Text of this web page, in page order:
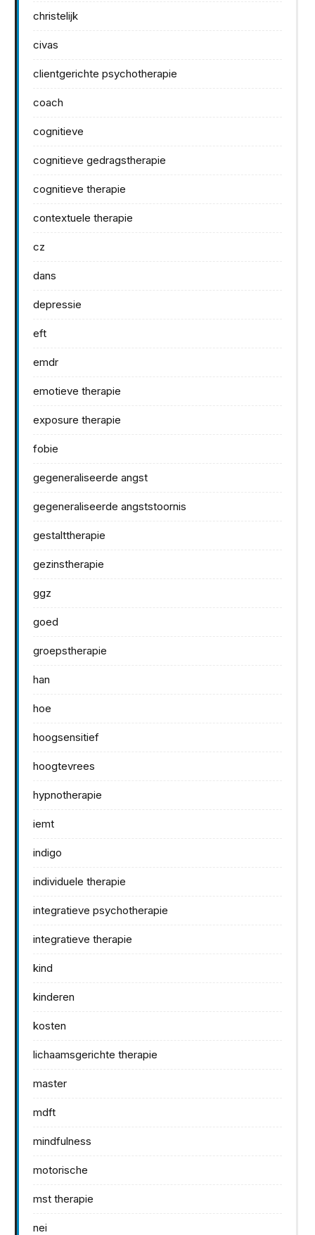
christelijk
civas
clientgerichte psychotherapie
coach
cognitieve
cognitieve gedragstherapie
cognitieve therapie
contextuele therapie
cz
dans
depressie
eft
emdr
emotieve therapie
exposure therapie
fobie
gegeneraliseerde angst
gegeneraliseerde angststoornis
gestalttherapie
gezinstherapie
ggz
goed
groepstherapie
han
hoe
hoogsensitief
hoogtevrees
hypnotherapie
iemt
indigo
individuele therapie
integratieve psychotherapie
integratieve therapie
kind
kinderen
kosten
lichaamsgerichte therapie
master
mdft
mindfulness
motorische
mst therapie
nei